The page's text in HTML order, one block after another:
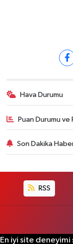
Hava Durumu
Puan Durumu ve
Son Dakika
RSS
En iyi site